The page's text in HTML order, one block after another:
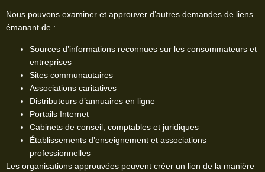
Nous pouvons examiner et approuver d’autres demandes de liens
émanant de :
Sources d’informations reconnues sur les consommateurs et
entreprises
Sites communautaires
Associations caritatives
Distributeurs d’annuaires en ligne
Portails Internet
Cabinets de conseil, comptables et juridiques
Établissements d’enseignement et associations
professionnelles
Les organisations approuvées peuvent créer un lien de la manière